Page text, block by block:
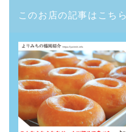
このお店の記事はこちら